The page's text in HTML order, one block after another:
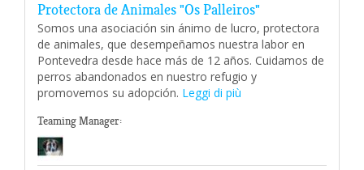
Protectora de Animales "Os Palleiros"
Somos una asociación sin ánimo de lucro, protectora
de animales, que desempeñamos nuestra labor en
Pontevedra desde hace más de 12 años. Cuidamos de
perros abandonados en nuestro refugio y
promovemos su adopción. Leggi di più
Teaming Manager: